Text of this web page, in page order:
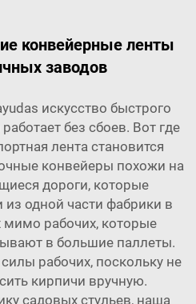
конвейерные ленты
заводов
искусство быстрого
без сбоев. Вот где
лента становится
конвейеры похожи на
дороги, которые
одной части фабрики в
мимо рабочих, которые
в большие паллеты.
рабочих, поскольку не
кирпичи вручную.
садовых стульев, наша